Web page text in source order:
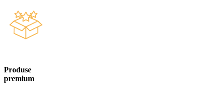
Produse
premium